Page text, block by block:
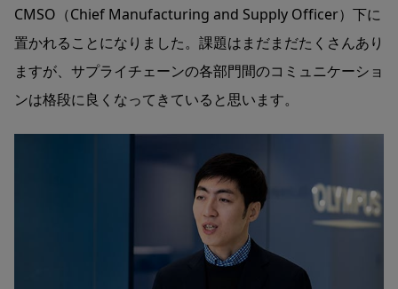
CMSO（Chief Manufacturing and Supply Officer）下に
置かれることになりました。課題はまだまだたくさんあり
ますが、サプライチェーンの各部門間のコミュニケーショ
ンは格段に良くなってきていると思います。